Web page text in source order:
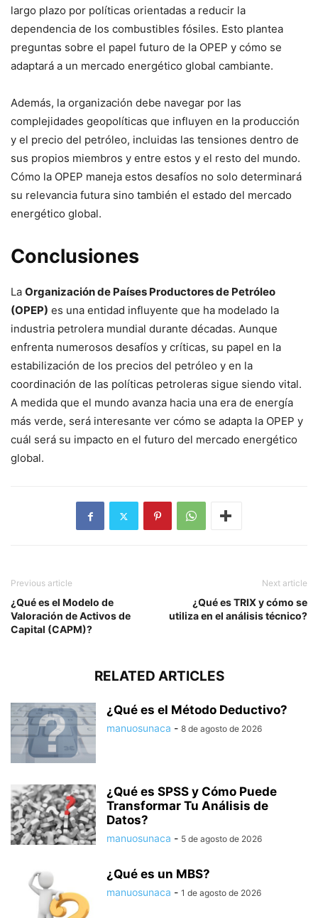
largo plazo por políticas orientadas a reducir la
dependencia de los combustibles fósiles. Esto plantea
preguntas sobre el papel futuro de la OPEP y cómo se
adaptará a un mercado energético global cambiante.
Además, la organización debe navegar por las
complejidades geopolíticas que influyen en la producción
y el precio del petróleo, incluidas las tensiones dentro de
sus propios miembros y entre estos y el resto del mundo.
Cómo la OPEP maneja estos desafíos no solo determinará
su relevancia futura sino también el estado del mercado
energético global.
Conclusiones
La Organización de Países Productores de Petróleo
(OPEP) es una entidad influyente que ha modelado la
industria petrolera mundial durante décadas. Aunque
enfrenta numerosos desafíos y críticas, su papel en la
estabilización de los precios del petróleo y en la
coordinación de las políticas petroleras sigue siendo vital.
A medida que el mundo avanza hacia una era de energía
más verde, será interesante ver cómo se adapta la OPEP y
cuál será su impacto en el futuro del mercado energético
global.
Previous article
¿Qué es el Modelo de
Valoración de Activos de
Capital (CAPM)?
Next article
¿Qué es TRIX y cómo se
utiliza en el análisis técnico?
RELATED ARTICLES
¿Qué es el Método Deductivo?
manuosunaca - 8 de agosto de 2026
¿Qué es SPSS y Cómo Puede
Transformar Tu Análisis de
Datos?
manuosunaca - 5 de agosto de 2026
¿Qué es un MBS?
manuosunaca - 1 de agosto de 2026